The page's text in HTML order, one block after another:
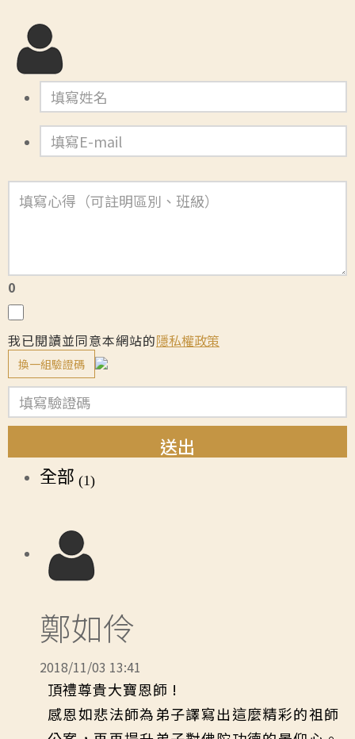
0
我已閱讀並同意本網站的隱私權政策
換一組驗證碼
送出
全部 (1)
鄭如伶
2018/11/03 13:41
頂禮尊貴大寶恩師 !
感恩如悲法師為弟子譯寫出這麼精彩的祖師